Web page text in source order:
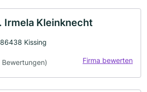
Irmela Kleinknecht
Kissing
Bewertungen) Firma bewerten